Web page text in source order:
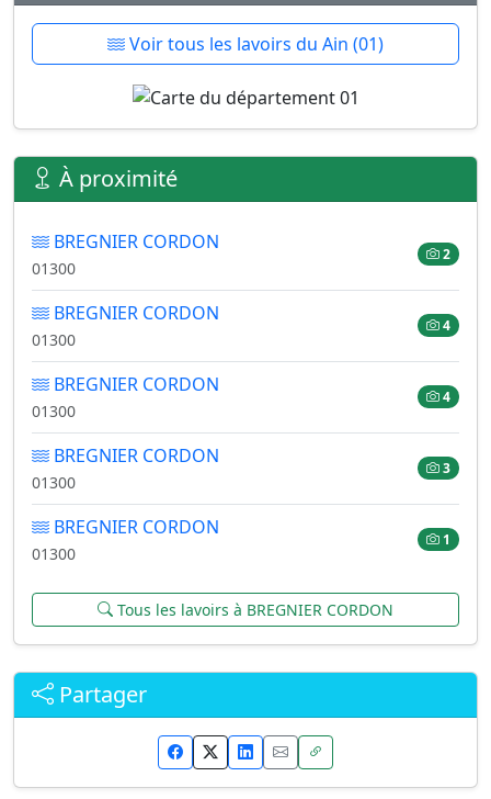
Voir tous les lavoirs du Ain (01)
À proximité
BREGNIER CORDON
01300
2
BREGNIER CORDON
01300
4
BREGNIER CORDON
01300
4
BREGNIER CORDON
01300
3
BREGNIER CORDON
01300
1
Tous les lavoirs à BREGNIER CORDON
Partager